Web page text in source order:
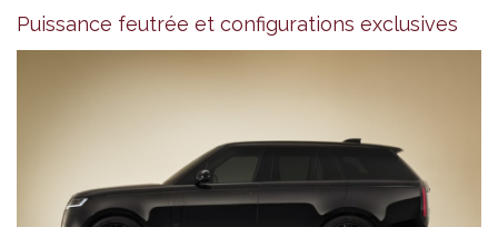
Puissance feutrée et configurations exclusives